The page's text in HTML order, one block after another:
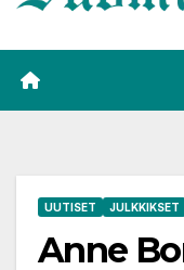
UUTISET JULKKIKSET
Anne